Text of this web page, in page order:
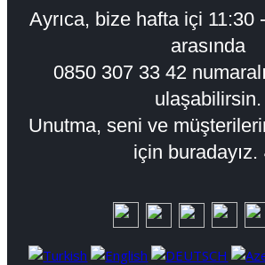
Ayrıca, bize hafta içi 11:30
arasında
0850 307 33 42
ulaşabilirsin.
Unutma, seni ve
için buradayız.